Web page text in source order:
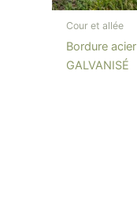
Cour et allée
Bordure acier
GALVANISÉ